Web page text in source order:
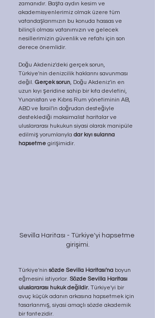
zamanıdır. Başta aydın kesim ve
akademisyenlerimiz olmak üzere tüm
vatandaşlarımızın bu konuda hassas ve
bilinçli olması vatanımızın ve gelecek
nesillerimizin güvenlik ve refahı için son
derece önemlidir.
Doğu Akdeniz'deki gerçek sorun,
Türkiye'nin denizcilik haklarını savunması
değil. Gerçek sorun, Doğu Akdeniz'in en
uzun kıyı şeridine sahip bir kıta devletini,
Yunanistan ve Kıbrıs Rum yönetiminin AB,
ABD ve İsrail'in doğrudan desteğiyle
desteklediği maksimalist haritalar ve
uluslararası hukukun siyasi olarak manipüle
edilmiş yorumlarıyla dar kıyı sularına
hapsetme girişimidir.
Sevilla Haritası - Türkiye'yi hapsetme
girişimi.
Türkiye'nin sözde Sevilla Haritası'na boyun
eğmesini istiyorlar. Sözde Sevilla Haritası
uluslararası hukuk değildir. Türkiye'yi bir
avuç küçük adanın arkasına hapsetmek için
tasarlanmış, siyasi amaçlı sözde akademik
bir fantezidir.